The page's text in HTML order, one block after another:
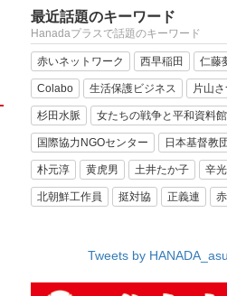
最近話題のキーワード
Hanadaプラスで話題のキーワード
赤いネットワーク 西早稲田 仁藤
Colabo 生活保護ビジネス 片山さ
杉田水脈 女たちの戦争と平和資料館
国際協力NGOセンター 日本基督教
朴元淳 黄虎男 土井たか子 辛
北朝鮮工作員 挺対協 正義連
Tweets by